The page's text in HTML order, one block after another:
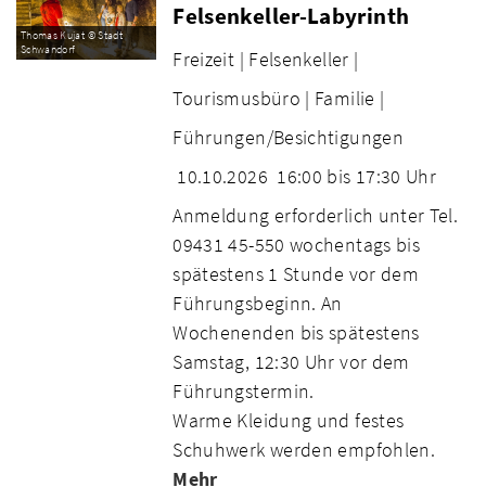
Thomas Kujat © Stadt
Schwandorf
Felsenkeller-Labyrinth
Freizeit | Felsenkeller |
Tourismusbüro | Familie |
Führungen/Besichtigungen
10.10.2026 16:00 bis 17:30 Uhr
Anmeldung erforderlich unter Tel.
09431 45-550 wochentags bis
spätestens 1 Stunde vor dem
Führungsbeginn. An
Wochenenden bis spätestens
Samstag, 12:30 Uhr vor dem
Führungstermin.
Warme Kleidung und festes
Schuhwerk werden empfohlen.
Mehr